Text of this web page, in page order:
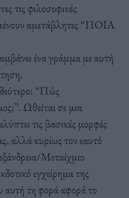
τις φιλοσοφικές
αμετάβλητες “ΠΟΙΑ
ένα γράμμα με αυτή
δεύτερο: “Πώς
Ωθείται σε μια
τις βασικές μορφές
αλλά κυρίως τον εαυτό
Μεταίχμιο
εγχείρημα της
αυτή τη φορά αφορά το